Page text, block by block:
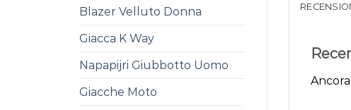
Blazer Velluto Donna
Giacca K Way
Napapijri Giubbotto Uomo
Giacche Moto